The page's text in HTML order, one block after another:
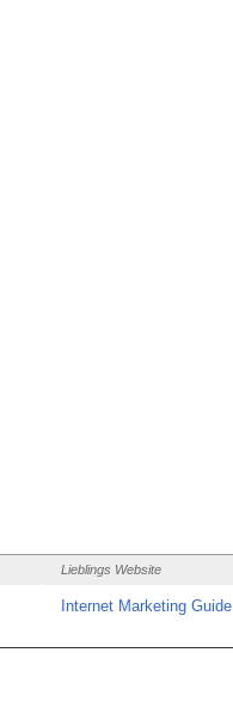
Lieblings Website
Internet Marketing Guide